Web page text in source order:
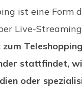
ist eine Form
Live-
zum
stattfindet,
oder